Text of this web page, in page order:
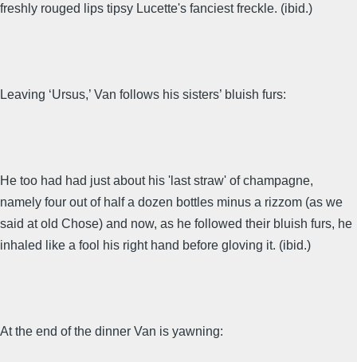
freshly rouged lips tipsy Lucette's fanciest freckle. (ibid.)
Leaving ‘Ursus,’ Van follows his sisters’ bluish furs:
He too had had just about his 'last straw' of champagne,
namely four out of half a dozen bottles minus a rizzom (as we
said at old Chose) and now, as he followed their bluish furs, he
inhaled like a fool his right hand before gloving it. (ibid.)
At the end of the dinner Van is yawning: